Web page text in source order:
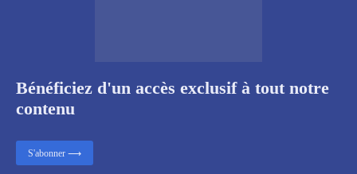
Bénéficiez d'un accès exclusif à tout notre
contenu
S'abonner ⟶